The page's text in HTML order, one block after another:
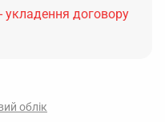
договору
облік